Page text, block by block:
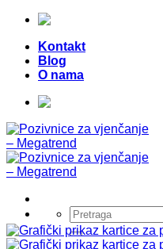
Skip
contentKontakt
Blog
O nama
Pretraži: